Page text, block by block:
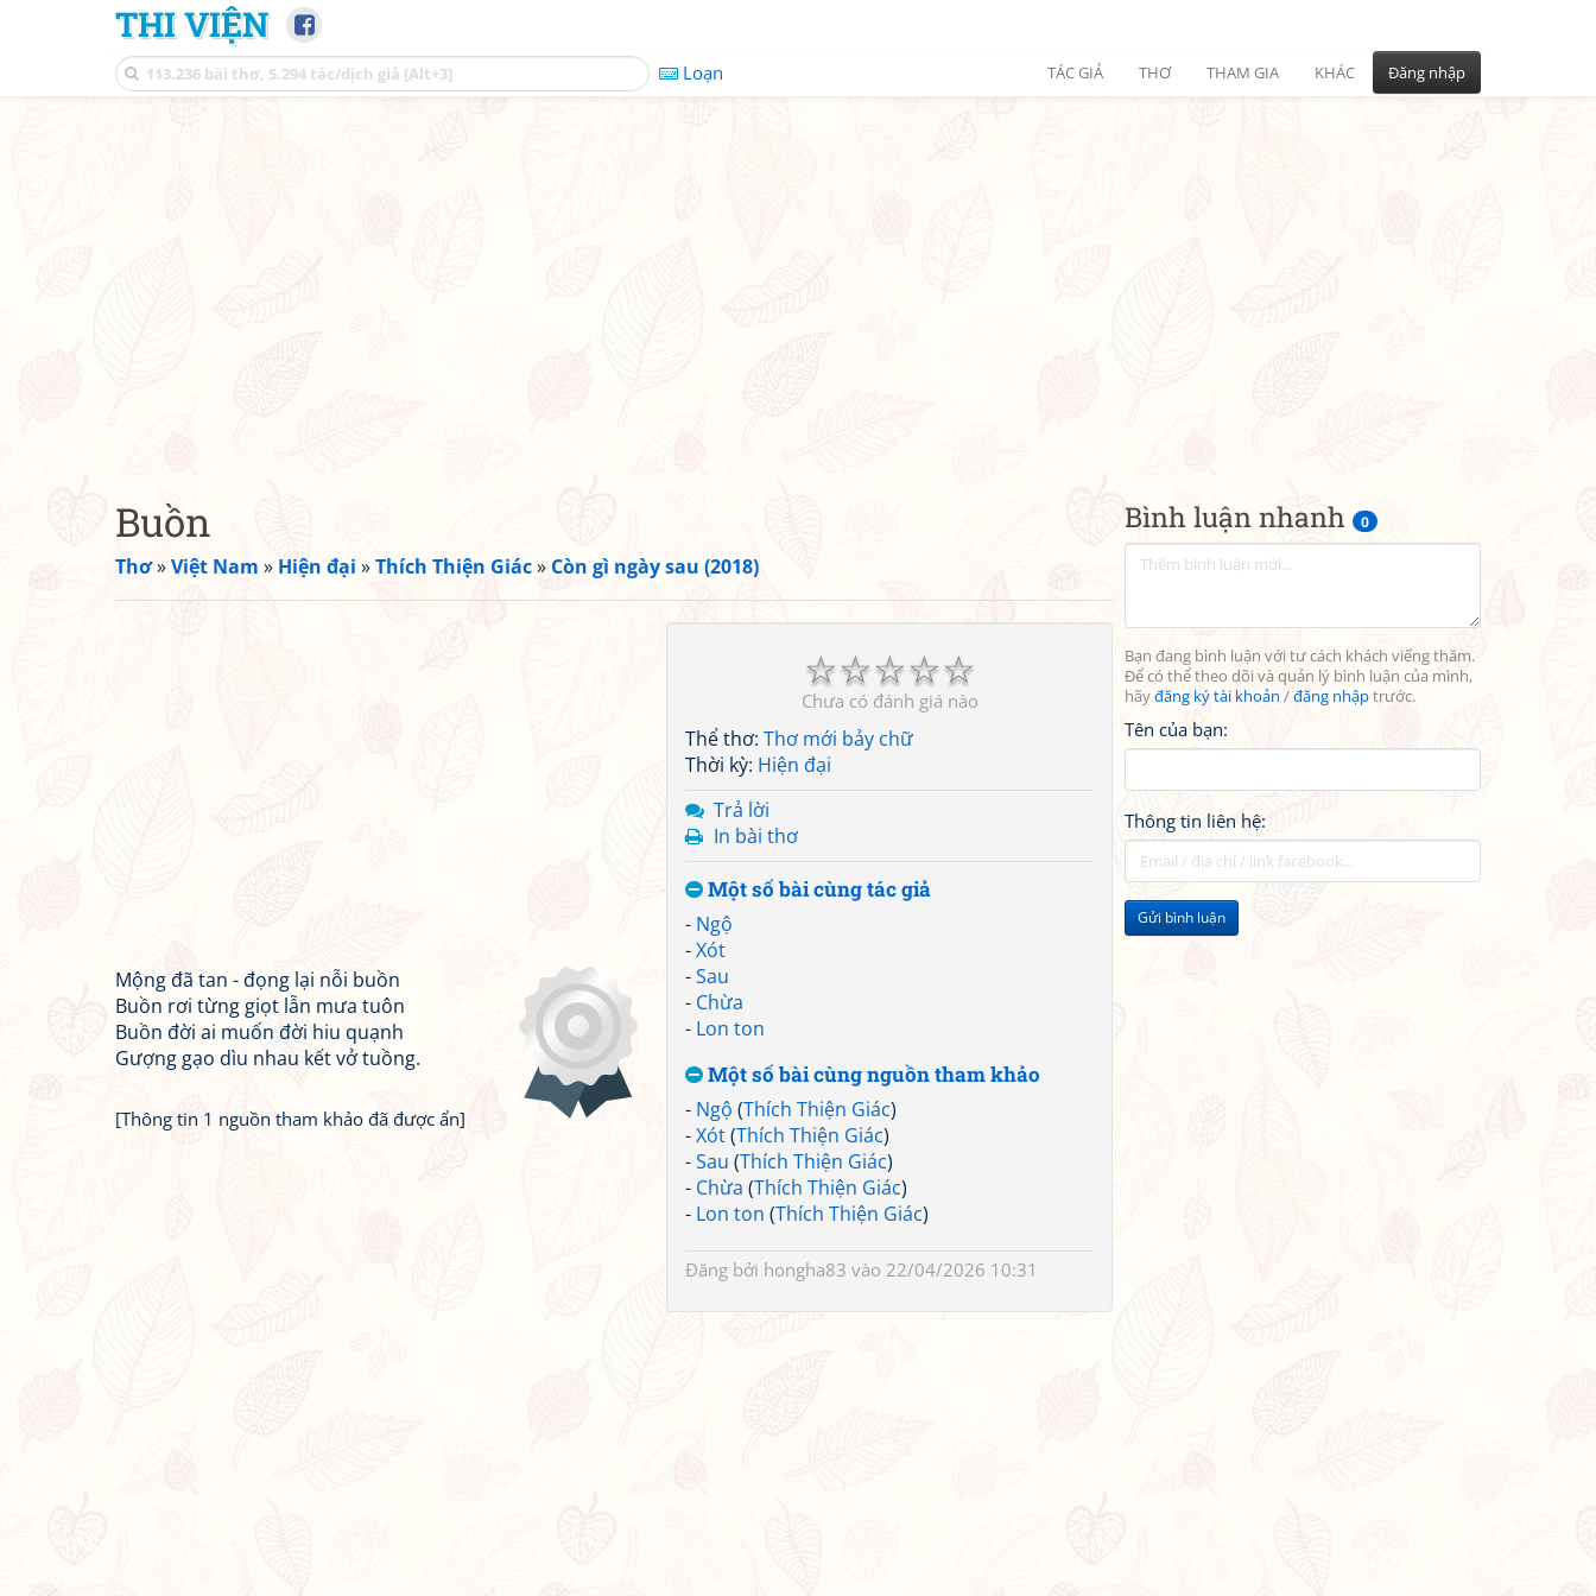
THI VIỆN
Loạn TÁC GIẢ THƠ THAM GIA KHÁC Đăng nhập
Bình luận nhanh 0
Bạn đang bình luận với tư cách khách viếng thăm.
Để có thể theo dõi và quản lý bình luận của mình,
hãyđăng ký tài khoản /đăng nhậptrước.
Tên của bạn:
Thông tin liên hệ:
Gửi bình luận
Buồn
Thơ»Việt Nam » Hiện đại »Thích Thiện Giác» Còn gì ngày sau (2018)
☆
☆
☆
☆
☆
Chưa có đánh giá nào
Thể thơ: Thơ mới bảy chữ
Thời kỳ: Hiện đại
Trả lời
In bài thơ
Một số bài cùng tác giả
- Ngộ
-Xót
-Sau
- Chừa
- Lon ton
Một số bài cùng nguồn tham khảo
- Ngộ (Thích Thiện Giác)
-Xót(Thích Thiện Giác)
-Sau (Thích Thiện Giác)
- Chừa (Thích Thiện Giác)
- Lon ton (Thích Thiện Giác)
Đăng bởi hongha83 vào 22/04/2026 10:31
Mộng đã tan - đọng lại nỗi buồn
Buồn rơi từng giọt lẫn mưa tuôn
Buồn đời ai muốn đời hiu quạnh
Gượng gạo dìu nhau kết vở tuồng.
[Thông tin 1 nguồn tham khảo đã được ẩn]